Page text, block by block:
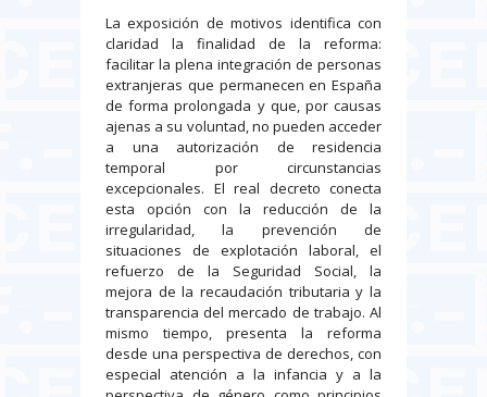
La exposición de motivos identifica con
claridad la finalidad de la reforma:
facilitar la plena integración de personas
extranjeras que permanecen en España
de forma prolongada y que, por causas
ajenas a su voluntad, no pueden acceder
a una autorización de residencia
temporal por circunstancias
excepcionales. El real decreto conecta
esta opción con la reducción de la
irregularidad, la prevención de
situaciones de explotación laboral, el
refuerzo de la Seguridad Social, la
mejora de la recaudación tributaria y la
transparencia del mercado de trabajo. Al
mismo tiempo, presenta la reforma
desde una perspectiva de derechos, con
especial atención a la infancia y a la